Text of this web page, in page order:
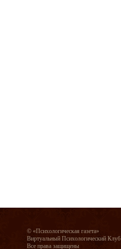
© «Психологическая газета»
Виртуальный Психологический Клуб
Все права защищены